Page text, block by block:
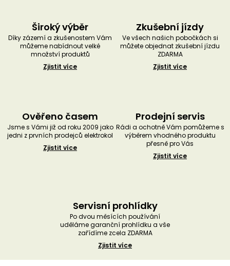
Široký výběr
Díky zázemí a zkušenostem Vám
můžeme nabídnout velké
množství produktů
Zjistit více
Zkušební jízdy
Ve všech našich pobočkách si
můžete objednat zkušební jízdu
ZDARMA
Zjistit více
Ověřeno časem
Jsme s Vámi již od roku 2009 jako
jedni z prvních prodejců elektrokol
Zjistit více
Prodejní servis
Rádi a ochotně Vám pomůžeme s
výběrem vhodného produktu
přesně pro Vás
Zjistit více
Servisní prohlídky
Po dvou měsících používání
uděláme garanční prohlídku a vše
zařídíme zcela ZDARMA
Zjistit více